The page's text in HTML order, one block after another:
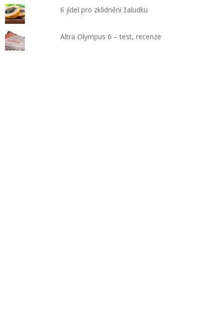
6 jídel pro zklidnění žaludku
Altra Olympus 6 – test, recenze